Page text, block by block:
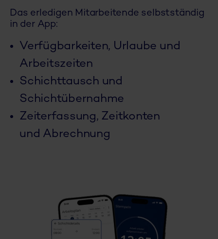
Das erledigen Mitarbeitende selbstständig
in der App:
Verfügbarkeiten, Urlaube und
Arbeitszeiten
Schichttausch und
Schichtübernahme
Zeiterfassung, Zeitkonten
und Abrechnung